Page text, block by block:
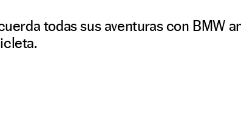
todas sus aventuras con BMW